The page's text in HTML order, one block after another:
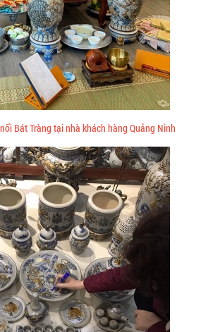
Bát Tràng tại nhà khách hàng Quảng Ninh